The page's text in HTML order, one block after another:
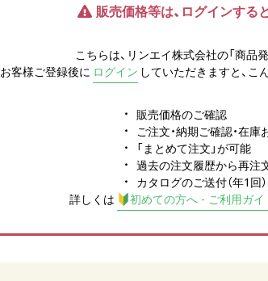
販売価格等は、ログインする
こちらは、リンエイ株式会社の「商品発
お客様ご登録後に ログイン していただきますと、こ
販売価格のご確認
ご注文・納期ご確認・在庫
「まとめて注文」が可能
過去の注文履歴から再注
カタログのご送付（年1回）
詳しくは
初めての方へ - ご利用ガイ